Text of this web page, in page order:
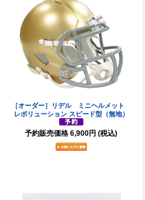
［オーダー］リデル ミニヘルメット
レボリューション スピード型（無地）
予約販売価格 6,900円 (税込)